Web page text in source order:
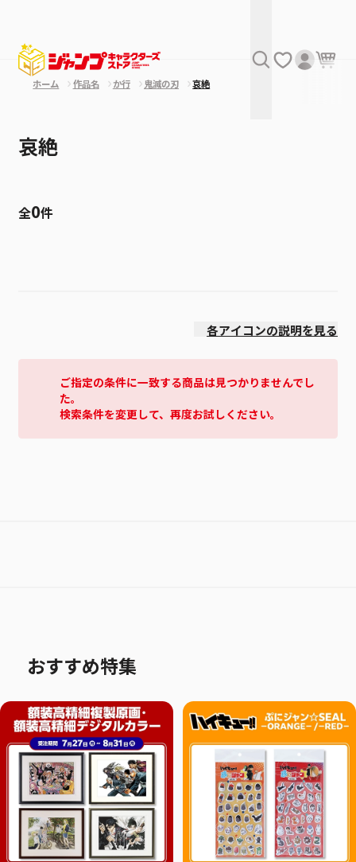
ホーム 作品名 か行 鬼滅の刃 哀絶
哀絶
全0件
各アイコンの説明を見る
ご指定の条件に一致する商品は見つかりませんでし
た。
検索条件を変更して、再度お試しください。
おすすめ特集